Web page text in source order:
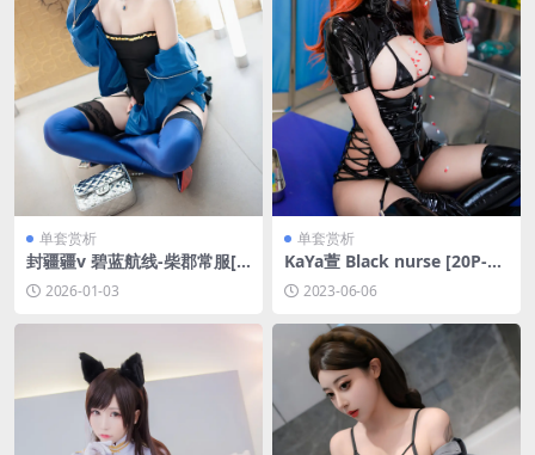
单套赏析
封疆疆v 碧蓝航线-柴郡常服[2
7P-419.9M]
2026-01-03
单套赏析
KaYa萱 Black nurse [20P-95
MB]2023-06-06